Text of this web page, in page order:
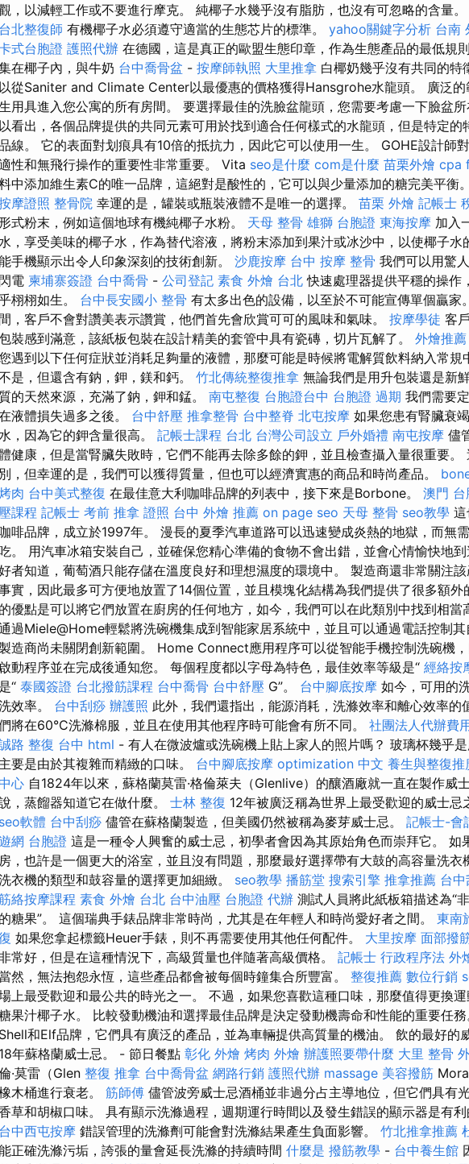
，以減輕工作或不要進行摩克。 純椰子水幾乎沒有脂肪，也沒有可忽略的含量。
台北整復師 有機椰子水必須遵守適當的生態芯片的標準。 yahoo關鍵字分析 台南
式台胞證 護照代辦 在德國，這是真正的歐盟生態印章，作為生態產品的最低規
在椰子內，與牛奶 台中喬骨盆 - 按摩師執照 大里推拿 白椰奶幾乎沒有共同的特
以從Saniter and Climate Center以最優惠的價格獲得Hansgrohe水龍頭。 廣泛的
用具進入您公寓的所有房間。 要選擇最佳的洗臉盆龍頭，您需要考慮一下臉盆
以看出，各個品牌提供的共同元素可用於找到適合任何樣式的水龍頭，但是特定的
線。 它的表面對划痕具有10倍的抵抗力，因此它可以使用一生。 GOHE設計師
性和無飛行操作的重要性非常重要。 Vita seo是什麼 com是什麼 苗栗外燴 cpa
中添加維生素C的唯一品牌，這絕對是酸性的，它可以與少量添加的糖完美平衡。
摩證照 整骨院 幸運的是，罐裝或瓶裝液體不是唯一的選擇。 苗栗 外燴 記帳士
式粉末，例如這個地球有機純椰子水粉。 天母 整骨 雄獅 台胞證 東海按摩 加入
水，享受美味的椰子水，作為替代溶液，將粉末添加到果汁或冰沙中，以使椰子水
手機顯示出令人印象深刻的技術創新。 沙鹿按摩 台中 按摩 整骨 我們可以用驚
閃電 柬埔寨簽證 台中喬骨 - 公司登記 素食 外燴 台北 快速處理器提供平穩的操作
栩栩如生。 台中長安國小 整骨 有太多出色的設備，以至於不可能宣傳單個贏家
間，客戶不會對讚美表示讚賞，他們首先會欣賞可可的風味和氣味。 按摩學徒 客
裝感到滿意，該紙板包裝在設計精美的套管中具有瓷磚，切片瓦解了。 外燴推薦
遇到以下任何症狀並消耗足夠量的液體，那麼可能是時候將電解質飲料納入常規
是，但還含有鈉，鉀，鎂和鈣。 竹北傳統整復推拿 無論我們是用升包裝還是新
質的天然來源，充滿了鈉，鉀和錳。 南屯整復 台胞證台中 台胞證 過期 我們需要
液體損失過多之後。 台中舒壓 推拿整骨 台中整脊 北屯按摩 如果您患有腎臟衰
水，因為它的鉀含量很高。 記帳士課程 台北 台灣公司設立 戶外婚禮 南屯按摩 儘
健康，但是當腎臟失敗時，它們不能再去除多餘的鉀，並且檢查攝入量很重要。
別，但幸運的是，我們可以獲得質量，但也可以經濟實惠的商品和時尚產品。
肉 台中美式整復 在最佳意大利咖啡品牌的列表中，接下來是Borbone。 澳門 台
壓課程 記帳士 考前 推拿 證照 台中 外燴 推薦 on page seo 天母 整骨 seo教學
啡品牌，成立於1997年。 漫長的夏季汽車道路可以迅速變成炎熱的地獄，而無
。 用汽車冰箱安裝自己，並確保您精心準備的食物不會出錯，並會心情愉快地
者知道，葡萄酒只能存儲在溫度良好和理想濕度的環境中。 製造商還非常關注
實，因此最多可方便地放置了14個位置，並且模塊化結構為我們提供了很多額
的優點是可以將它們放置在廚房的任何地方，如今，我們可以在此類別中找到相當
過Miele@Home輕鬆將洗碗機集成到智能家居系統中，並且可以通過電話控制
造商尚未關閉創新範圍。 Home Connect應用程序可以從智能手機控制洗碗機
啟動程序並在完成後通知您。 每個程度都以字母為特色，最佳效率等級是“ 經絡按
是“ 泰國簽證 台北撥筋課程 台中喬骨 台中舒壓 G”。 台中腳底按摩 如今，可用的
效率。 台中刮痧 辦護照 此外，我們還指出，能源消耗，洗滌效率和離心效率的
將在60°C洗滌棉服，並且在使用其他程序時可能會有所不同。 社團法人代辦費
路 整復 台中 html - 有人在微波爐或洗碗機上貼上家人的照片嗎？ 玻璃杯幾乎
主要是由於其複雜而精緻的口味。 台中腳底按摩 optimization 中文 養生與整復推
心 自1824年以來，蘇格蘭莫雷·格倫萊夫（Glenlive）的釀酒廠就一直在製作威
，蒸餾器知道它在做什麼。 士林 整復 12年被廣泛稱為世界上最受歡迎的威士忌
seo軟體 台中刮痧 儘管在蘇格蘭製造，但美國仍然被稱為麥芽威士忌。 記帳士-會
網 台胞證 這是一種令人興奮的威士忌，初學者會因為其原始角色而崇拜它。 如
房，也許是一個更大的浴室，並且沒有問題，那麼最好選擇帶有大鼓的高容量洗衣
衣機的類型和鼓容量的選擇更加細緻。 seo教學 播筋堂 搜索引擎 推拿推薦 台
絡按摩課程 素食 外燴 台北 台中油壓 台胞證 代辦 測試人員將此紙板箱描述為“
的糖果”。 這個瑞典手錶品牌非常時尚，尤其是在年輕人和時尚愛好者之間。 東南
如果您拿起標籤Heuer手錶，則不再需要使用其他任何配件。 大里按摩 面部撥
常好，但是在這種情況下，高級質量也伴隨著高級價格。 記帳士 行政程序法 外
然，無法抱怨永恆，這些產品都會被每個時鐘集合所豐富。 整復推薦 數位行銷
上最受歡迎和最公共的時光之一。 不過，如果您喜歡這種口味，那麼值得更換
果汁椰子水。 比較發動機油和選擇最佳品牌是決定發動機壽命和性能的重要任
Shell和Elf品牌，它們具有廣泛的產品，並為車輛提供高質量的機油。 飲的最好的
18年蘇格蘭威士忌。 - 節日餐點 彰化 外燴 烤肉 外燴 辦護照要帶什麼 大里 整骨
·莫雷（Glen 整復 推拿 台中喬骨盆 網路行銷 護照代辦 massage 美容撥筋
木桶進行衰老。 筋師傅 儘管波旁威士忌酒桶並非過分占主導地位，但它們具有
草和胡椒口味。 具有顯示洗滌過程，週期運行時間以及發生錯誤的顯示器是有利
台中西屯按摩 錯誤管理的洗滌劑可能會對洗滌結果產生負面影響。 竹北推拿推薦
正確洗滌污垢，誇張的量會延長洗滌的持續時間 什麼是 撥筋教學 - 台中養生館